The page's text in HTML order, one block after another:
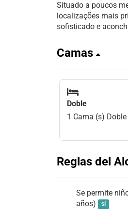
Situado a poucos
localizações mais
sofisticado e
Camas
Doble
1 Cama (s) Doble
Reglas del
Se permite
años)
sí